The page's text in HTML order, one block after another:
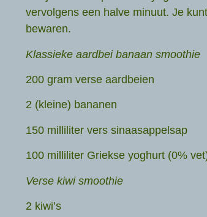
vervolgens een halve minuut. Je
bewaren.
Klassieke aardbei banaan smoothie
200 gram verse aardbeien
2 (kleine) bananen
150 milliliter vers sinaasappelsap
100 milliliter Griekse yoghurt (0%
Verse kiwi smoothie
2 kiwi’s